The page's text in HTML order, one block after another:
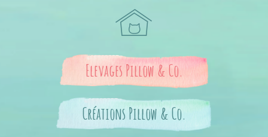
Pillow
and
Co.
Elevages Pillow & Co.
Créations Pillow & Co.